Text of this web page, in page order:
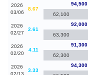
2026
03/06
8.67
94,500
62,100
2026
02/27
2.61
92,000
63,300
2026
02/20
4.11
91,300
62,300
2026
02/13
3.33
94,300